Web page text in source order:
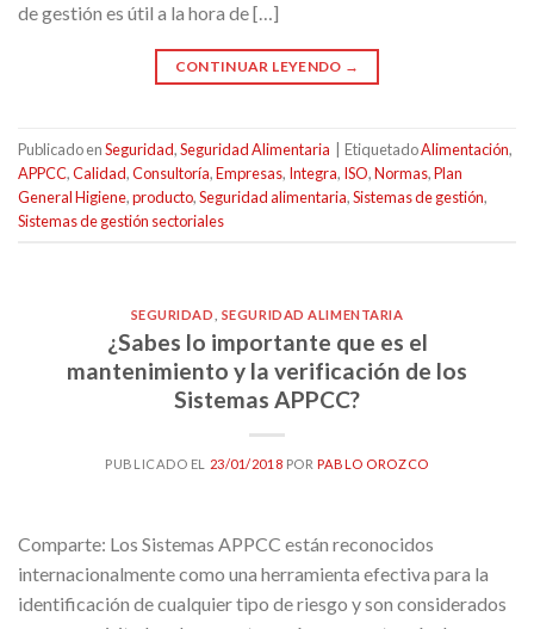
de gestión es útil a la hora de […]
CONTINUAR LEYENDO →
Publicado enSeguridad,Seguridad Alimentaria EtiquetadoAlimentación,
APPCC,Calidad,Consultoría,Empresas, Integra, ISO,Normas,Plan
General Higiene,producto,Seguridad alimentaria,Sistemas de gestión,
Sistemas de gestión sectoriales
SEGURIDAD SEGURIDAD ALIMENTARIA
¿Sabes lo importante que es el
mantenimiento y la verificación de los
Sistemas APPCC?
PUBLICADO EL 23/01/2018 POR PABLO OROZCO
Comparte: Los Sistemas APPCC están reconocidos
internacionalmente como una herramienta efectiva para la
identificación de cualquier tipo de riesgo y son considerados